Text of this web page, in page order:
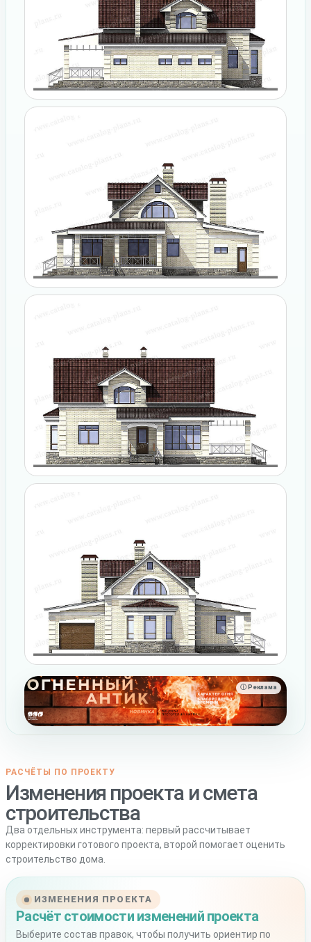
ⓘ Реклама
РАСЧЁТЫ ПО ПРОЕКТУ
Изменения проекта и смета
строительства
Два отдельных инструмента: первый рассчитывает
корректировки готового проекта, второй помогает оценить
строительство дома.
ИЗМЕНЕНИЯ ПРОЕКТА
Расчёт стоимости изменений проекта
Выберите состав правок, чтобы получить ориентир по